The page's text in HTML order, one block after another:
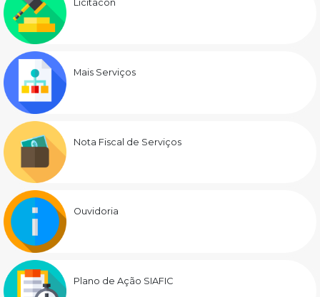
Licitacon
Mais Serviços
Nota Fiscal de Serviços
Ouvidoria
Plano de Ação SIAFIC